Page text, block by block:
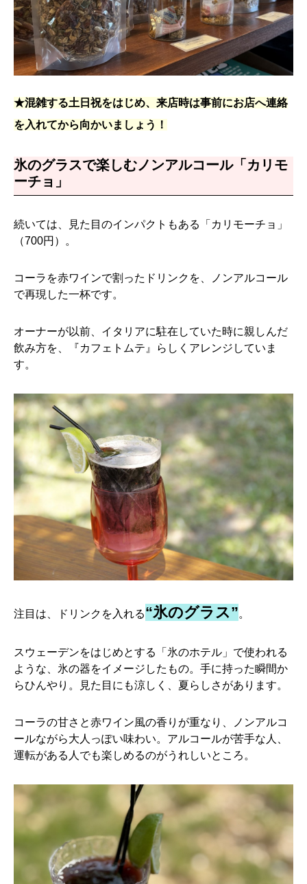
★混雑する土日祝をはじめ、来店時は事前にお店へ連絡
を入れてから向かいましょう！
氷のグラスで楽しむノンアルコール「カリモ
ーチョ」
続いては、見た目のインパクトもある「カリモーチョ」
（700円）。
コーラを赤ワインで割ったドリンクを、ノンアルコール
で再現した一杯です。
オーナーが以前、イタリアに駐在していた時に親しんだ
飲み方を、『カフェトムテ』らしくアレンジしていま
す。
注目は、ドリンクを入れる“氷のグラス”。
スウェーデンをはじめとする「氷のホテル」で使われる
ような、氷の器をイメージしたもの。手に持った瞬間か
らひんやり。見た目にも涼しく、夏らしさがあります。
コーラの甘さと赤ワイン風の香りが重なり、ノンアルコ
ールながら大人っぽい味わい。アルコールが苦手な人、
運転がある人でも楽しめるのがうれしいところ。